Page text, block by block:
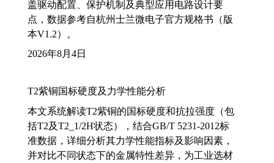
盖驱动配置、保护机制及典型应用电路设计要
点，数据参考自杭州士兰微电子官方规格书（版
本V1.2）。
2026年8月4日
T2紫铜国标硬度及力学性能分析
本文系统解读T2紫铜的国标硬度和抗拉强度（包
括T2及T2_1/2H状态），结合GB/T 5231-2012标
准数据，详细分析其力学性能指标及影响因素，
并对比不同状态下的金属特性差异，为工业选材